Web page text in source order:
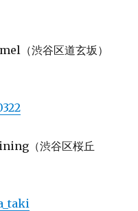
（渋谷区道玄坂）
（渋谷区桜丘